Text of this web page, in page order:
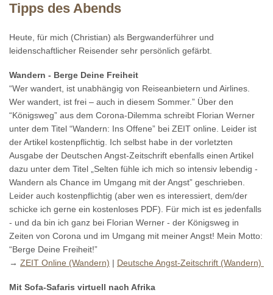
Tipps des Abends
Heute, für mich (Christian) als Bergwanderführer und
leidenschaftlicher Reisender sehr persönlich gefärbt.
Wandern - Berge Deine Freiheit
“Wer wandert, ist unabhängig von Reiseanbietern und Airlines.
Wer wandert, ist frei – auch in diesem Sommer.” Über den
“Königsweg” aus dem Corona-Dilemma schreibt Florian Werner
unter dem Titel “Wandern: Ins Offene” bei ZEIT online. Leider ist
der Artikel kostenpflichtig. Ich selbst habe in der vorletzten
Ausgabe der Deutschen Angst-Zeitschrift ebenfalls einen Artikel
dazu unter dem Titel „Selten fühle ich mich so intensiv lebendig -
Wandern als Chance im Umgang mit der Angst” geschrieben.
Leider auch kostenpflichtig (aber wen es interessiert, dem/der
schicke ich gerne ein kostenloses PDF). Für mich ist es jedenfalls
- und da bin ich ganz bei Florian Werner - der Königsweg in
Zeiten von Corona und im Umgang mit meiner Angst! Mein Motto:
“Berge Deine Freiheit!”
→ ZEIT Online (Wandern) | Deutsche Angst-Zeitschrift (Wandern)
Mit Sofa-Safaris virtuell nach Afrika